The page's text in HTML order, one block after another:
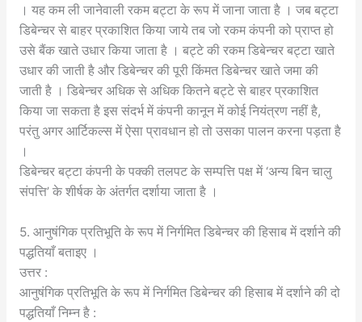
। यह कम ली जानेवाली रकम बट्टा के रूप में जाना जाता है । जब बट्टा
डिबेन्चर से बाहर प्रकाशित किया जाये तब जो रकम कंपनी को प्राप्त हो
उसे बैंक खाते उधार किया जाता है । बट्टे की रकम डिबेन्चर बट्टा खाते
उधार की जाती है और डिबेन्चर की पूरी किंमत डिबेन्चर खाते जमा की
जाती है । डिबेन्चर अधिक से अधिक कितने बट्टे से बाहर प्रकाशित
किया जा सकता है इस संदर्भ में कंपनी कानून में कोई नियंत्रण नहीं है,
परंतु अगर आर्टिकल्स में ऐसा प्रावधान हो तो उसका पालन करना पड़ता है
।
डिबेन्चर बट्टा कंपनी के पक्की तलपट के सम्पत्ति पक्ष में ‘अन्य बिन चालु
संपत्ति’ के शीर्षक के अंतर्गत दर्शाया जाता है ।
5. आनुषंगिक प्रतिभूति के रूप में निर्गमित डिबेन्चर की हिसाब में दर्शाने की
पद्धतियाँ बताइए ।
उत्तर :
आनुषंगिक प्रतिभूति के रूप में निर्गमित डिबेन्चर की हिसाब में दर्शाने की दो
पद्धतियाँ निम्न है :